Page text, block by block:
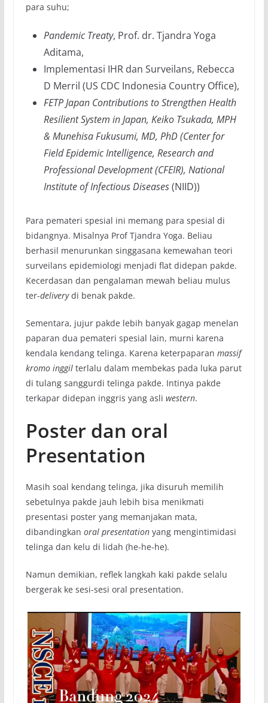
para suhu;
Pandemic Treaty, Prof. dr. Tjandra Yoga
Aditama,
Implementasi IHR dan Surveilans, Rebecca
D Merril (US CDC Indonesia Country Office),
FETP Japan Contributions to Strengthen Health
Resilient System in Japan, Keiko Tsukada, MPH
& Munehisa Fukusumi, MD, PhD (Center for
Field Epidemic Intelligence, Research and
Professional Development (CFEIR), National
Institute of Infectious Diseases(NIID))
Para pemateri spesial ini memang para spesial di
bidangnya. Misalnya Prof Tjandra Yoga. Beliau
berhasil menurunkan singgasana kemewahan teori
surveilans epidemiologi menjadi flat didepan pakde.
Kecerdasan dan pengalaman mewah beliau mulus
ter-deliverydi benak pakde.
Sementara, jujur pakde lebih banyak gagap menelan
paparan dua pemateri spesial lain, murni karena
kendala kendang telinga. Karena keterpaparan massif
kromo inggilterlalu dalam membekas pada luka parut
di tulang sanggurdi telinga pakde. Intinya pakde
terkapar didepan inggris yang asli western.
Poster dan oral
Presentation
Masih soal kendang telinga, jika disuruh memilih
sebetulnya pakde jauh lebih bisa menikmati
presentasi poster yang memanjakan mata,
dibandingkan oral presentationyang mengintimidasi
telinga dan kelu di lidah (he-he-he).
Namun demikian, reflek langkah kaki pakde selalu
bergerak ke sesi-sesi oral presentation.